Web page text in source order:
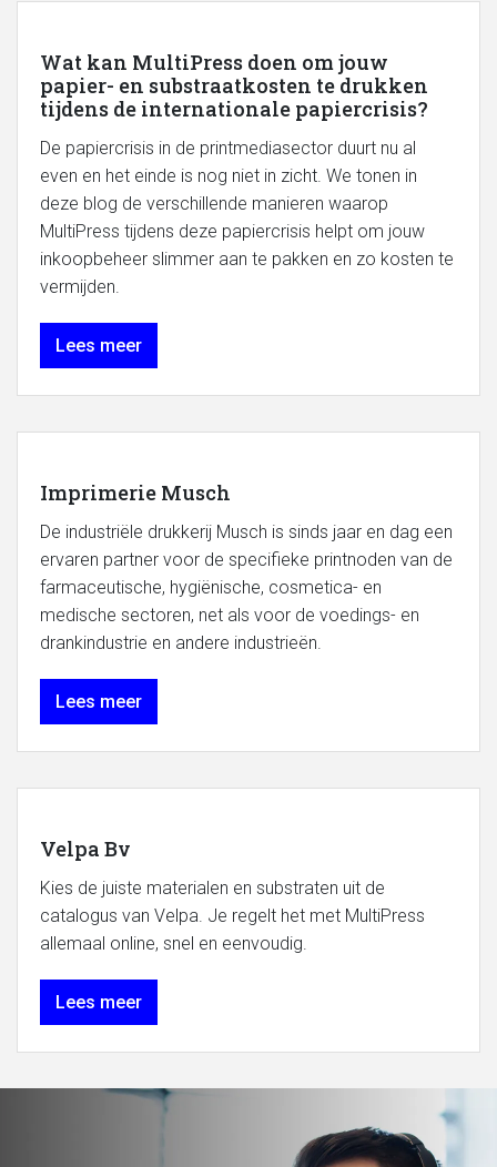
Wat kan MultiPress doen om jouw
papier- en substraatkosten te drukken
tijdens de internationale papiercrisis?
De papiercrisis in de printmediasector duurt nu al
even en het einde is nog niet in zicht. We tonen in
deze blog de verschillende manieren waarop
MultiPress tijdens deze papiercrisis helpt om jouw
inkoopbeheer slimmer aan te pakken en zo kosten te
vermijden.
Lees meer
Imprimerie Musch
De industriële drukkerij Musch is sinds jaar en dag een
ervaren partner voor de specifieke printnoden van de
farmaceutische, hygiënische, cosmetica- en
medische sectoren, net als voor de voedings- en
drankindustrie en andere industrieën.
Lees meer
Velpa Bv
Kies de juiste materialen en substraten uit de
catalogus van Velpa. Je regelt het met MultiPress
allemaal online, snel en eenvoudig.
Lees meer